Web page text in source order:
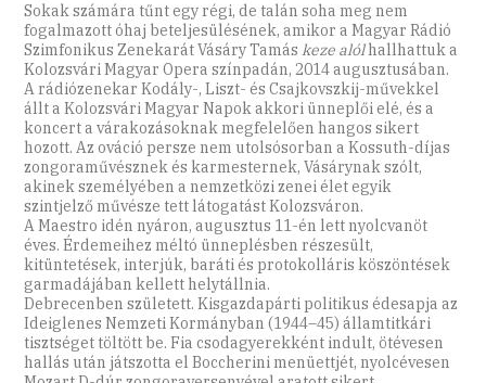
Sokak számára tűnt egy régi, de talán soha meg nem
fogalmazott óhaj beteljesülésének, amikor a Magyar Rádió
Szimfonikus Zenekarát Vásáry Tamáskeze alólhallhattuk a
Kolozsvári Magyar Opera színpadán, 2014 augusztusában.
A rádiózenekar Kodály-, Liszt- és Csajkovszkij-művekkel
állt a Kolozsvári Magyar Napok akkori ünneplői elé, és a
koncert a várakozásoknak megfelelően hangos sikert
hozott. Az ováció persze nem utolsósorban a Kossuth-díjas
zongoraművésznek és karmesternek, Vásárynak szólt,
akinek személyében a nemzetközi zenei élet egyik
szintjelző művésze tett látogatást Kolozsváron.
A Maestro idén nyáron, augusztus 11-én lett nyolcvanöt
éves. Érdemeihez méltó ünneplésben részesült,
kitüntetések, interjúk, baráti és protokolláris köszöntések
garmadájában kellett helytállnia.
Debrecenben született. Kisgazdapárti politikus édesapja az
Ideiglenes Nemzeti Kormányban (1944–45) államtitkári
tisztséget töltött be. Fia csodagyerekként indult, ötévesen
hallás után játszotta el Boccherini menüettjét, nyolcévesen